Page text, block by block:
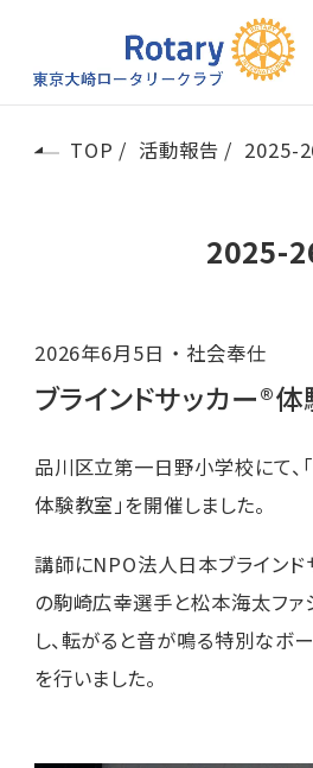
TOP 活動報告 2025-
2025-
2026年6月5日 社会奉仕
ブラインドサッカー®
品川区立第一日野小学校にて、
体験教室」を開催しました。
講師にNPO法人日本ブラインド
の駒崎広幸選手と松本海太ファ
し、転がると音が鳴る特別なボ
を行いました。